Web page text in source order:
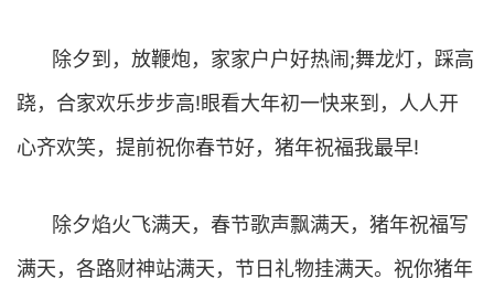
除夕到，放鞭炮，家家户户好热闹;舞龙灯，踩高
跷，合家欢乐步步高!眼看大年初一快来到，人人开
心齐欢笑，提前祝你春节好，猪年祝福我最早!
除夕焰火飞满天，春节歌声飘满天，猪年祝福写
满天，各路财神站满天，节日礼物挂满天。祝你猪年